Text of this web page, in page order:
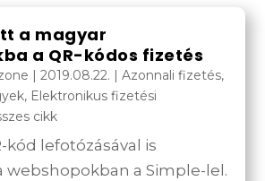
a magyar
a QR-kódos fizetés
|2019.08.22. |Azonnali fizetés,
, Elektronikus fizetési
cikk
kód lefotózásával is
webshopokban a Simple-lel.